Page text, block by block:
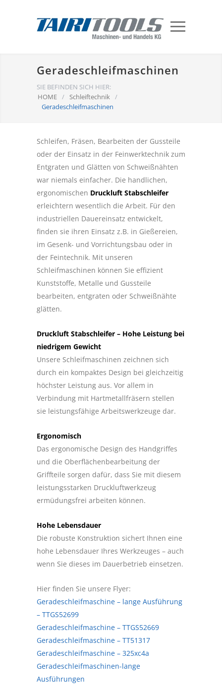
Geradeschleifmaschinen
SIE BEFINDEN SICH HIER:
HOME / Schleiftechnik /
Geradeschleifmaschinen
Schleifen, Fräsen, Bearbeiten der Gussteile
oder der Einsatz in der Feinwerktechnik zum
Entgraten und Glätten von Schweißnähten
war niemals einfacher. Die handlichen,
ergonomischen Druckluft Stabschleifer
erleichtern wesentlich die Arbeit. Für den
industriellen Dauereinsatz entwickelt,
finden sie ihren Einsatz z.B. in Gießereien,
im Gesenk- und Vorrichtungsbau oder in
der Feintechnik. Mit unseren
Schleifmaschinen können Sie effizient
Kunststoffe, Metalle und Gussteile
bearbeiten, entgraten oder Schweißnähte
glätten.
Druckluft Stabschleifer – Hohe Leistung bei
niedrigem Gewicht
Unsere Schleifmaschinen zeichnen sich
durch ein kompaktes Design bei gleichzeitig
höchster Leistung aus. Vor allem in
Verbindung mit Hartmetallfräsern stellen
sie leistungsfähige Arbeitswerkzeuge dar.
Ergonomisch
Das ergonomische Design des Handgriffes
und die Oberflächenbearbeitung der
Griffteile sorgen dafür, dass Sie mit diesem
leistungsstarken Druckluftwerkzeug
ermüdungsfrei arbeiten können.
Hohe Lebensdauer
Die robuste Konstruktion sichert Ihnen eine
hohe Lebensdauer Ihres Werkzeuges – auch
wenn Sie dieses im Dauerbetrieb einsetzen.
Hier finden Sie unsere Flyer:
Geradeschleifmaschine – lange Ausführung
– TTGS52699
Geradeschleifmaschine – TTGS52669
Geradeschleifmaschine – TT51317
Geradeschleifmaschine – 325xc4a
Geradeschleifmaschinen-lange
Ausführungen